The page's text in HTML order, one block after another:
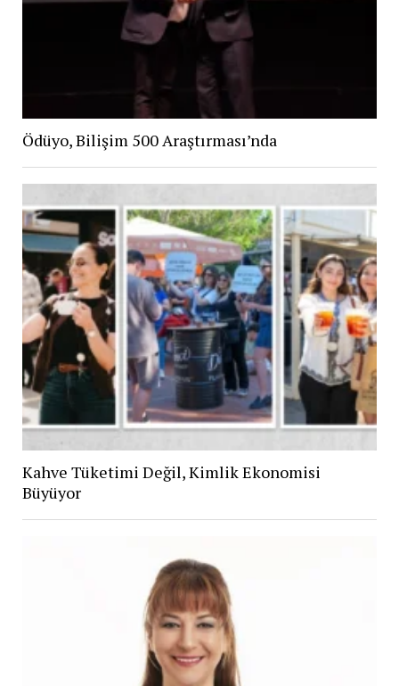
Ödüyo, Bilişim 500 Araştırması’nda
Kahve Tüketimi Değil, Kimlik Ekonomisi
Büyüyor